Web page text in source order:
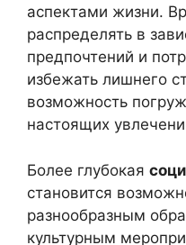
аспектами жизни.
распределять в
предпочтений и
избежать лишнего
возможность
настоящих
Более глубокая
становится
разнообразным
культурным